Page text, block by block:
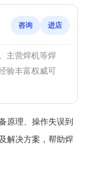
咨询 进店
主营焊机等焊
验丰富权威可
原理、操作失误到
解决方案，帮助焊